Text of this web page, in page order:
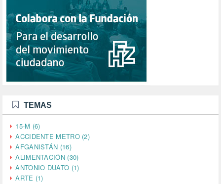
TEMAS
15-M (6)
ACCIDENTE METRO (2)
AFGANISTÁN (16)
ALIMENTACIÓN (30)
ANTONIO DUATO (1)
ARTE (1)